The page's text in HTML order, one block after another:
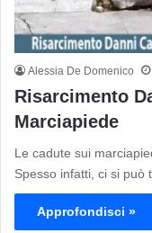
Alessia De Domenico
Risarcimento
Marciapiede
Le cadute sui
Spesso infatti, ci si
Approfondisci »